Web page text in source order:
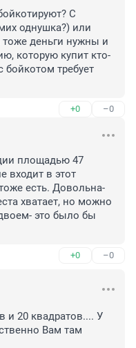
С
однушка?) или
тоже деньги нужны и
которую купит кто-
бойкотом требует
+0 –0
площадью 47
входит в этот
есть. Довольна-
хватает, но можно
это было бы
+0 –0
и 20 квадратов.... У
Вам там